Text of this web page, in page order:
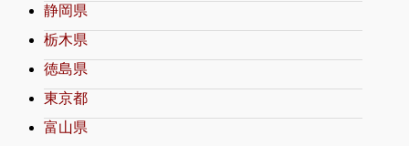
静岡県
栃木県
徳島県
東京都
富山県